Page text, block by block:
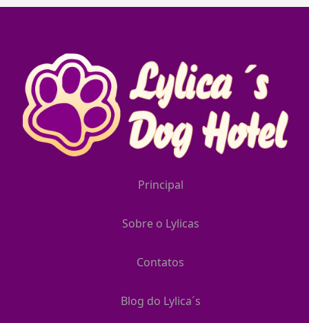
Principal
Sobre o Lylicas
Contatos
Blog do Lylica´s